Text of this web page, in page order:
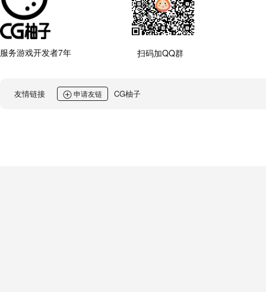
服务游戏开发者7年 扫码加QQ群
友情链接 申请友链 CG柚子